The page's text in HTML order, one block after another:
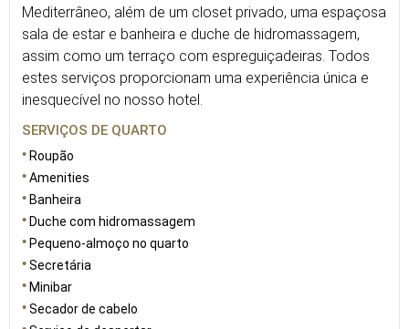
Mediterrâneo, além de um closet privado, uma espaçosa
sala de estar e banheira e duche de hidromassagem,
assim como um terraço com espreguiçadeiras. Todos
estes serviços proporcionam uma experiência única e
inesquecível no nosso hotel.
SERVIÇOS DE QUARTO
Roupão
Amenities
Banheira
Duche com hidromassagem
Pequeno-almoço no quarto
Secretária
Minibar
Secador de cabelo